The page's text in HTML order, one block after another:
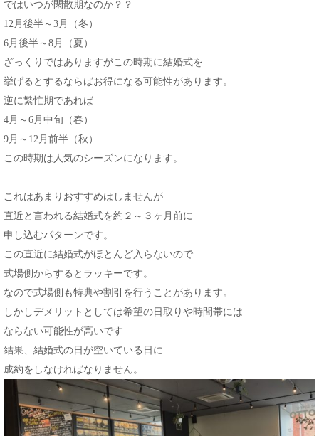
ではいつが閑散期なのか？？
12月後半～3月（冬）
6月後半～8月（夏）
ざっくりではありますがこの時期に結婚式を
挙げるとするならばお得になる可能性があります。
逆に繁忙期であれば
4月～6月中旬（春）
9月～12月前半（秋）
この時期は人気のシーズンになります。
これはあまりおすすめはしませんが
直近と言われる結婚式を約２～３ヶ月前に
申し込むパターンです。
この直近に結婚式がほとんど入らないので
式場側からするとラッキーです。
なので式場側も特典や割引を行うことがあります。
しかしデメリットとしては希望の日取りや時間帯には
ならない可能性が高いです
結果、結婚式の日が空いている日に
成約をしなければなりません。